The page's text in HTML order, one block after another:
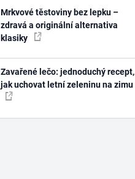
Mrkvové těstoviny bez lepku –
zdravá a originální alternativa
klasiky
Zavařené lečo: jednoduchý recept,
jak uchovat letní zeleninu na zimu